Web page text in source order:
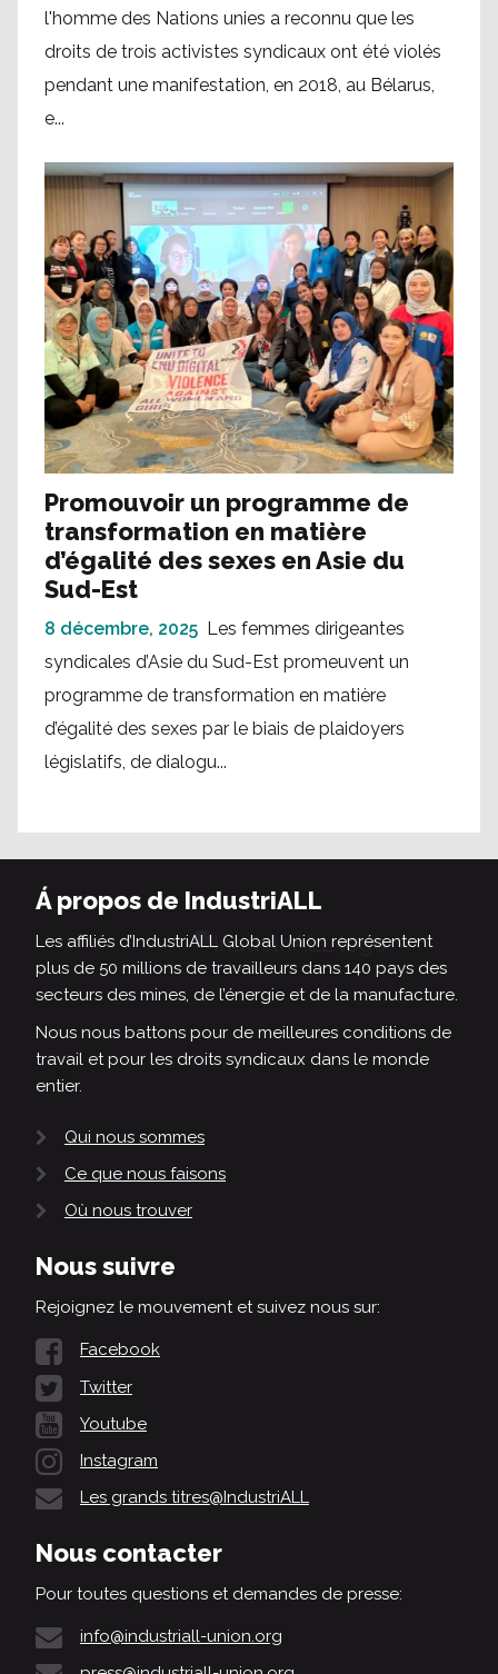
l'homme des Nations unies a reconnu que les
droits de trois activistes syndicaux ont été violés
pendant une manifestation, en 2018, au Bélarus,
e...
Promouvoir un programme de
transformation en matière
d’égalité des sexes en Asie du
Sud-Est
8 décembre, 2025 Les femmes dirigeantes
syndicales d’Asie du Sud-Est promeuvent un
programme de transformation en matière
d’égalité des sexes par le biais de plaidoyers
législatifs, de dialogu...
Á propos de IndustriALL
Les affiliés d’IndustriALL Global Union représentent
plus de 50 millions de travailleurs dans 140 pays des
secteurs des mines, de l’énergie et de la manufacture.
Nous nous battons pour de meilleures conditions de
travail et pour les droits syndicaux dans le monde
entier.
Qui nous sommes
Ce que nous faisons
Où nous trouver
Nous suivre
Rejoignez le mouvement et suivez nous sur:
Facebook
Twitter
Youtube
Instagram
Les grands titres@IndustriALL
Nous contacter
Pour toutes questions et demandes de presse:
info@industriall-union.org